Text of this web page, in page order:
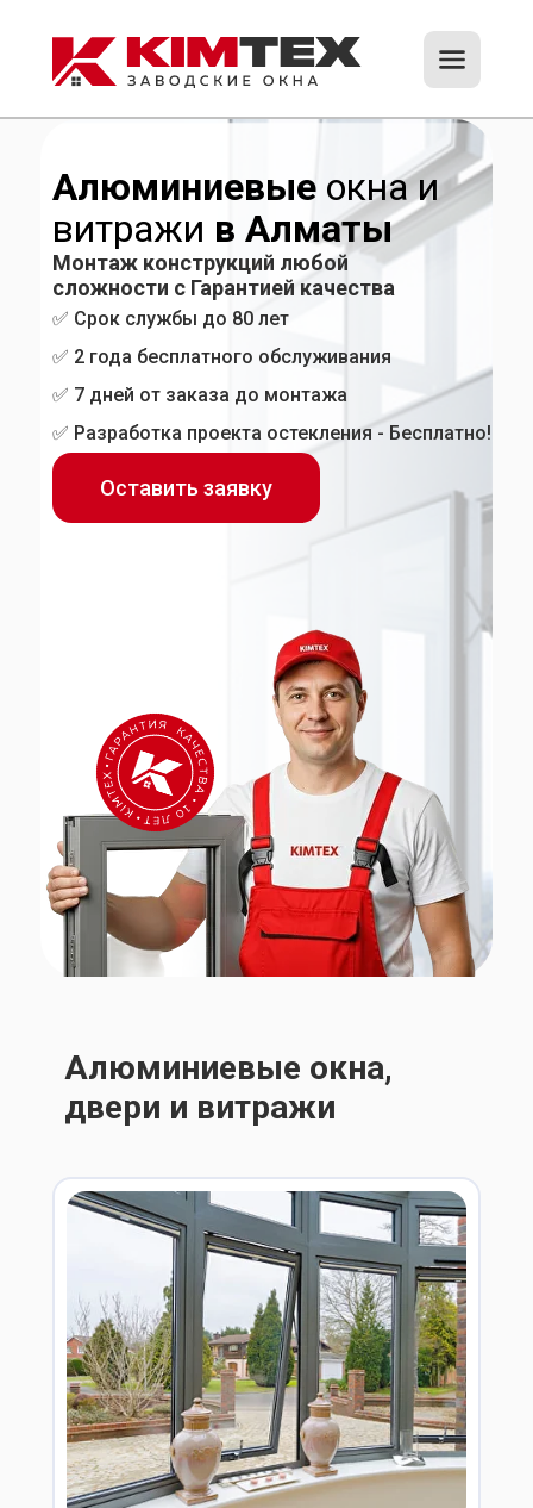
Алюминиевые окна и
витражи в Алматы
Монтаж конструкций любой
сложности с Гарантией качества
✅ Срок службы до 80 лет
✅ 2 года бесплатного обслуживания
✅ 7 дней от заказа до монтажа
✅ Разработка проекта остекления - Бесплатно!
Оставить заявку
Алюминиевые окна,
двери и витражи